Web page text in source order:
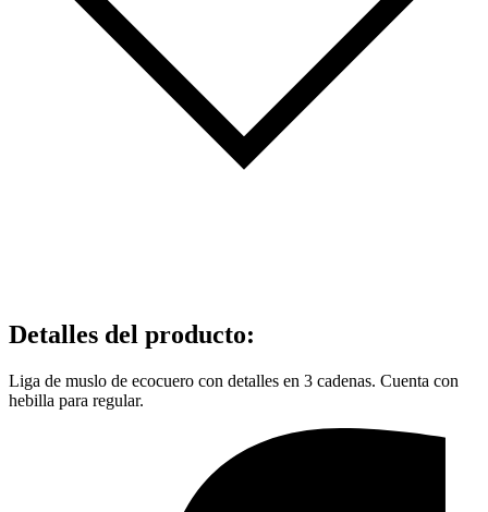
Detalles del producto:
Liga de muslo de ecocuero con detalles en 3 cadenas. Cuenta con
hebilla para regular.